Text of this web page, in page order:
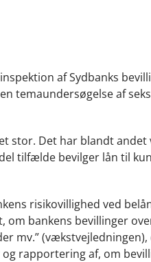
af Sydbanks
temaundersøgelse af
stor. Det har blandt
tilfælde bevilger lån til
risikovillighed ved
bankens bevillinger
mv.”
rapportering af, om